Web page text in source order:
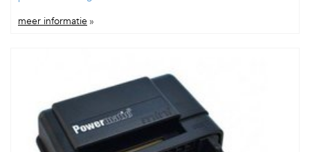
meer informatie »